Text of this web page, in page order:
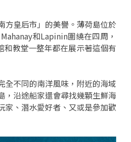
方皇后市」的美譽。薄荷島位於
和Lapinin圍繞在四周，
教堂一整年都在展示著這個有
全不同的南洋風味，附近的海域
，沿途船家還會尋找幾顆生鮮海
家、潛水愛好者、又或是參加歡